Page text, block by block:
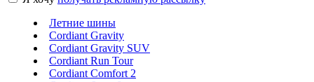
Летние шины
Cordiant Gravity
Cordiant Gravity SUV
Cordiant Run Tour
Cordiant Comfort 2